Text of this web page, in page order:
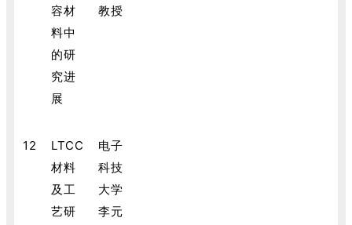
容材
料中
的研
究进
展
教授
12
LTCC
材料
及工
艺研
电子
科技
大学
李元